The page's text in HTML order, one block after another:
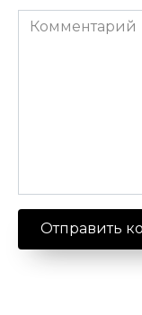
Комментарий